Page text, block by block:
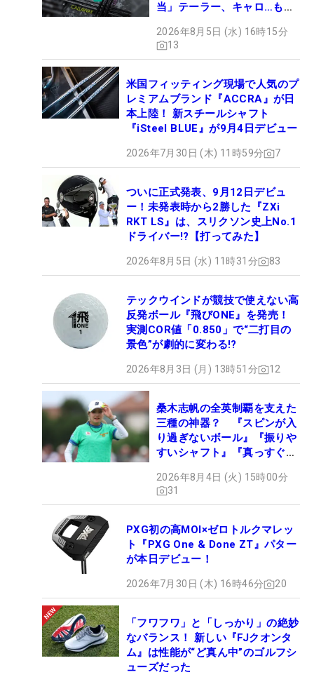
当」テーラー、キャロ…もチ
2026年8月5日 (水) 16時15分
13
米国フィッティング現場で人気のプ
レミアムブランド『ACCRA』が日
本上陸！ 新スチールシャフト
『iSteel BLUE』が9月4日デビュー
2026年7月30日 (木) 11時59分 7
ついに正式発表、9月12日デビュ
ー！未発表時から2勝した『ZXi
RKT LS』は、スリクソン史上No.1
ドライバー!?【打ってみた】
2026年8月5日 (水) 11時31分 83
テックウインドが競技で使えない高
反発ボール『飛びONE』を発売！
実測COR値「0.850」で“二打目の
景色”が劇的に変わる!?
2026年8月3日 (月) 13時51分 12
桑木志帆の全英制覇を支えた
三種の神器？ 『スピンが入
り過ぎないボール』『振りや
すいシャフト』『真っすぐ飛
セッティング
2026年8月4日 (火) 15時00分
31
PXG初の高MOI×ゼロトルクマレッ
ト『PXG One & Done ZT』パター
が本日デビュー！
2026年7月30日 (木) 16時46分 20
「フワフワ」と「しっかり」の絶妙
なバランス！ 新しい『FJクオンタ
ム』は性能が“ど真ん中”のゴルフシ
ューズだった